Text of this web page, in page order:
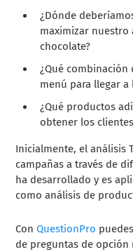
¿Dónde
maximizar nuestro
chocolate?
¿Qué combinación
menú para llegar
¿Qué productos
obtener los
Inicialmente, el análisis
campañas a través de
ha desarrollado y es
como análisis de
ConQuestionPro
de preguntas de